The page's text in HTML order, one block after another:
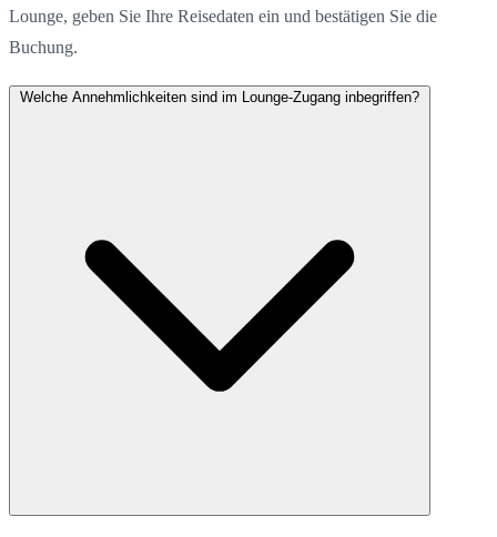
Lounge, geben Sie Ihre Reisedaten ein und bestätigen Sie die
Buchung.
Welche Annehmlichkeiten sind im Lounge-Zugang inbegriffen?